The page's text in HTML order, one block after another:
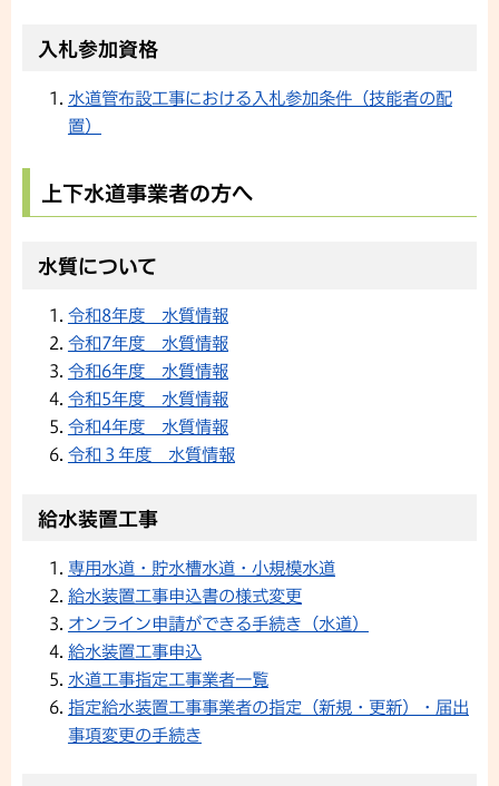
入札参加資格
水道管布設工事における入札参加条件（技能者の配
置）
上下水道事業者の方へ
水質について
令和8年度 水質情報
令和7年度 水質情報
令和6年度 水質情報
令和5年度 水質情報
令和4年度 水質情報
令和３年度 水質情報
給水装置工事
専用水道・貯水槽水道・小規模水道
給水装置工事申込書の様式変更
オンライン申請ができる手続き（水道）
給水装置工事申込
水道工事指定工事業者一覧
指定給水装置工事事業者の指定（新規・更新）・届出
事項変更の手続き